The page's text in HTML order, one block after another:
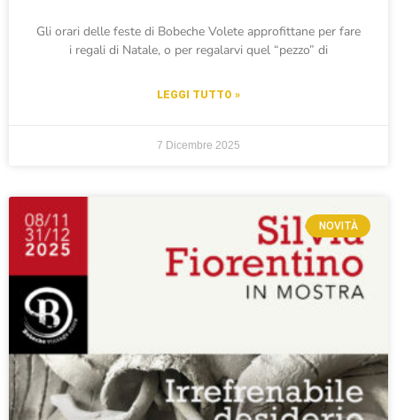
Gli orari delle feste di Bobeche Volete approfittane per fare
i regali di Natale, o per regalarvi quel “pezzo” di
LEGGI TUTTO »
7 Dicembre 2025
NOVITÀ